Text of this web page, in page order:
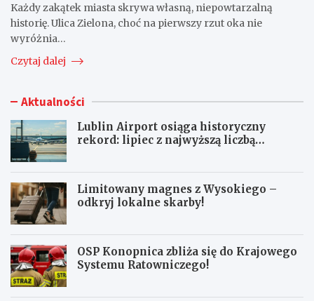
Każdy zakątek miasta skrywa własną, niepowtarzalną
historię. Ulica Zielona, choć na pierwszy rzut oka nie
wyróżnia…
Czytaj dalej
Aktualności
Lublin Airport osiąga historyczny
rekord: lipiec z najwyższą liczbą
Limitowany magnes z Wysokiego –
odkryj lokalne skarby!
OSP Konopnica zbliża się do Krajowego
Systemu Ratowniczego!